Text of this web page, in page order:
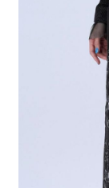
1.本服務係由「台
用戶於交易時，得
買賣價金債權讓與
2.基於同意付款使
資料（包含姓名、
由本公司與您本人
3.完整用戶服務條款
３．收到繳費通知
ATM／網路銀行／
※ 請注意：結帳手
購買商品的店家。
後付繳納相關費用。
※ 交易是否成功請
是否繳費成功／繳
１．透過由恩沛科
易，需依本服務之
權轉讓予恩沛科技股
每筆NT$80，滿
付款後 7-11取貨
每筆NT$80，滿
每筆NT$80，滿